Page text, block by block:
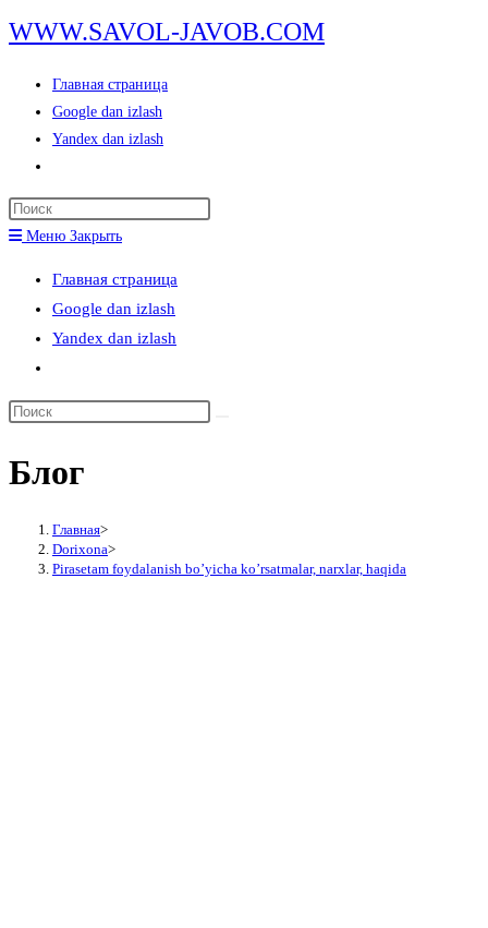
Перейти
к
содержимому
WWW.SAVOL-JAVOB.COM
Главная страница
Google dan izlash
Yandex dan izlash
по
веб-
сайту
Меню Закрыть
Главная страница
Google dan izlash
Yandex dan izlash
по
сайту
Поиск
сайте
Блог
Главная>
Dorixona>
Pirasetam foydalanish bo’yicha ko’rsatmalar, narxlar, haqida